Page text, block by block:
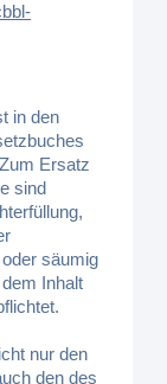
in den
Ersatz
sind
säumig
Inhalt
nur den
den des